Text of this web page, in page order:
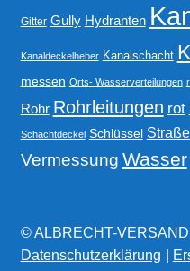
Gitter Gully Hydranten
Kanaldeckelheber Kanalschacht
messen Orts- Wasserverteilungen
Rohr Rohrleitungen rot
Schachtdeckel Schlüssel
Vermessung Wasser
© ALBRECHT-
Datenschutzerklärung